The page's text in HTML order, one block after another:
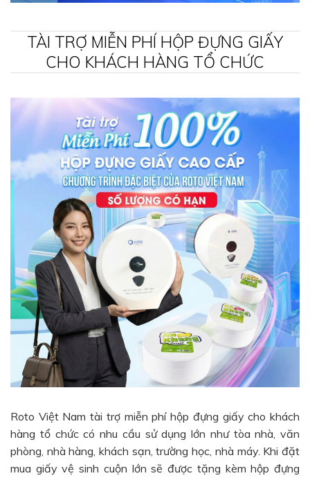
TÀI TRỢ MIỄN PHÍ HỘP ĐỰNG GIẤY
CHO KHÁCH HÀNG TỔ CHỨC
Roto Việt Nam tài trợ miễn phí hộp đựng giấy cho khách
hàng tổ chức có nhu cầu sử dụng lớn như tòa nhà, văn
phòng, nhà hàng, khách sạn, trường học, nhà máy. Khi đặt
mua giấy vệ sinh cuộn lớn sẽ được tặng kèm hộp đựng